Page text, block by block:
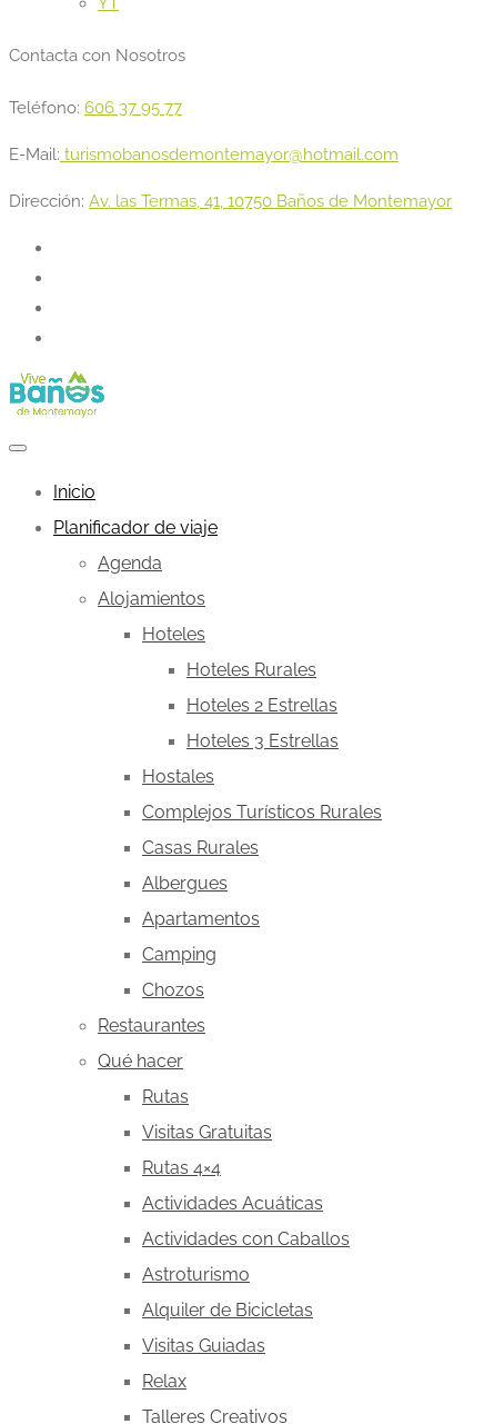
Contacta con Nosotros
Teléfono: 606 37 95 77
E-Mail: turismobanosdemontemayor@hotmail.com
Dirección: Av. las Termas, 41, 10750 Baños de Montemayor
Inicio
Planificador de viaje
Agenda
Alojamientos
Hoteles
Hoteles Rurales
Hoteles 2 Estrellas
Hoteles 3 Estrellas
Hostales
Complejos Turísticos Rurales
Casas Rurales
Albergues
Apartamentos
Camping
Chozos
Restaurantes
Qué hacer
Rutas
Visitas Gratuitas
Rutas 4×4
Actividades Acuáticas
Actividades con Caballos
Astroturismo
Alquiler de Bicicletas
Visitas Guiadas
Relax
Talleres Creativos